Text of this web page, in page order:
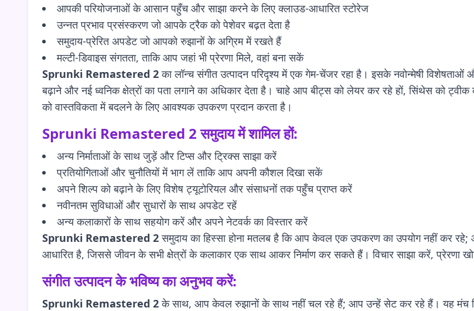
आपकी परियोजनाओं के आसान पहुँच और साझा करने के लिए क्लाउड-आधारित स्टोरेज
उन्नत प्रभाव प्रसंस्करण जो आपके ट्रैक को पेशेवर बढ़त देता है
समुदाय-प्रेरित अपडेट जो आपको रुझानों के अग्रिम में रखते हैं
मल्टी-डिवाइस संगतता, ताकि आप जहां भी प्रेरणा मिले, वहां बना सकें
Sprunki Remastered 2का लॉन्च संगीत उत्पादन परिदृश्य में एक गेम-चेंजर रहा है। इसके नवोन्मेषी
बढ़ाने और नई ध्वनिक क्षेत्रों का पता लगाने का अधिकार देता है। चाहे आप बीट्स को लेयर कर रहे हों, सिंथेस को
को वास्तविकता में बदलने के लिए आवश्यक उपकरण प्रदान करता है।
Sprunki Remastered 2समुदाय में शामिल हों:
अन्य निर्माताओं के साथ जुड़ें और टिप्स और ट्रिक्स साझा करें
प्रतियोगिताओं और चुनौतियों में भाग लें ताकि आप अपनी कौशल दिखा सकें
अपने शिल्प को बढ़ाने के लिए विशेष ट्यूटोरियल और संसाधनों तक पहुँच प्राप्त करें
नवीनतम सुविधाओं और सुधारों के साथ अपडेट रहें
अन्य कलाकारों के साथ सहयोग करें और अपने नेटवर्क का विस्तार करें
Sprunki Remastered 2समुदाय का हिस्सा होना मतलब है कि आप केवल एक उपकरण का उपयोग नहीं कर
आधारित है, जिससे जीवन के सभी क्षेत्रों के कलाकार एक साथ आकर निर्माण कर सकते हैं। विचार साझा करें,
संगीत उत्पादन के भविष्य का अनुभव करें:
Sprunki Remastered 2के साथ, आप केवल रुझानों के साथ नहीं चल रहे हैं; आप उन्हें सेट कर रहे हैं। यह मंच